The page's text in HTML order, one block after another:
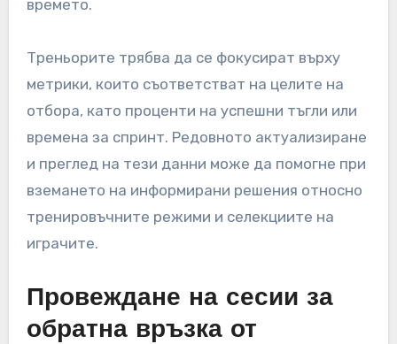
времето.
Треньорите трябва да се фокусират върху
метрики, които съответстват на целите на
отбора, като проценти на успешни тъгли или
времена за спринт. Редовното актуализиране
и преглед на тези данни може да помогне при
вземането на информирани решения относно
тренировъчните режими и селекциите на
играчите.
Провеждане на сесии за
обратна връзка от